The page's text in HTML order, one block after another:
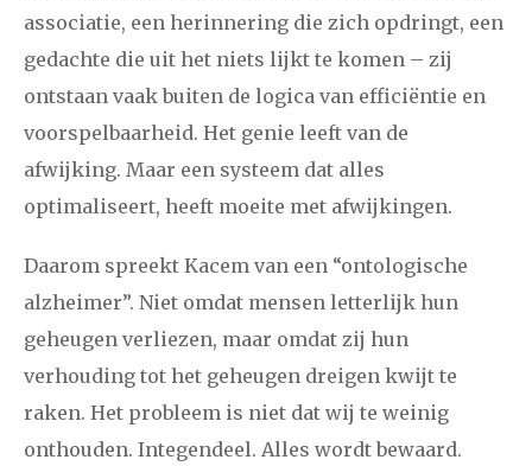
associatie, een herinnering die zich opdringt, een
gedachte die uit het niets lijkt te komen – zij
ontstaan vaak buiten de logica van efficiëntie en
voorspelbaarheid. Het genie leeft van de
afwijking. Maar een systeem dat alles
optimaliseert, heeft moeite met afwijkingen.
Daarom spreekt Kacem van een “ontologische
alzheimer”. Niet omdat mensen letterlijk hun
geheugen verliezen, maar omdat zij hun
verhouding tot het geheugen dreigen kwijt te
raken. Het probleem is niet dat wij te weinig
onthouden. Integendeel. Alles wordt bewaard.